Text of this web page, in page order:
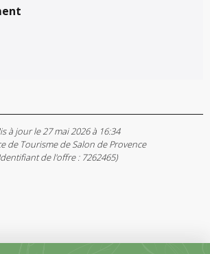
à jour le 27 mai 2026 à 16:34
de Tourisme de Salon de Provence
de l'offre : 7262465)